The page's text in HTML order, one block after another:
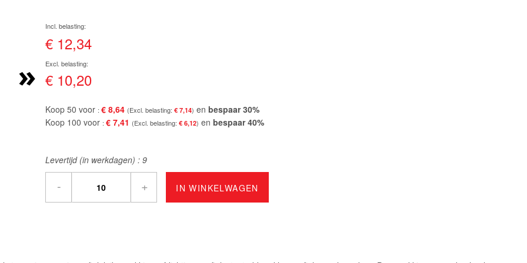
»
€ 12,34
€ 10,20
Koop 50 voor € 8,64 € 7,14 en bespaar30%
Koop 100 voor € 7,41 € 6,12 en bespaar40%
Levertijd (in werkdagen) : 9
- + IN WINKELWAGEN